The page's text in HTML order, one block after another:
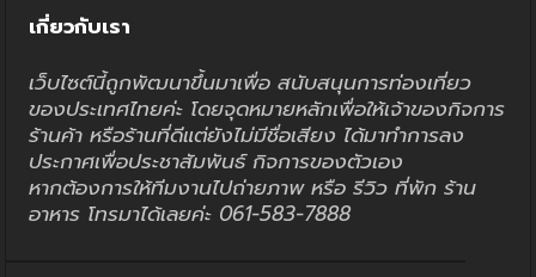
เกี่ยวกับเรา
เว็บไซต์นี้ถูกพัฒนาขึ้นมาเพื่อ สนับสนุนการท่องเที่ยว
ของประเทศไทยค่ะ โดยจุดหมายหลักเพื่อให้เจ้าของกิจการ
ร้านค้า หรือร้านที่ดีแต่ยังไม่มีชื่อเสียง ได้มาทำการลง
ประกาศเพื่อประชาสัมพันธ์ กิจการของตัวเอง
หากต้องการให้ทีมงานไปถ่ายภาพ หรือ รีวิว ที่พัก ร้าน
อาหาร โทรมาได้เลยค่ะ 061-583-7888